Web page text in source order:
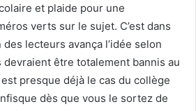
et plaide pour une
verts sur le sujet. C’est dans
lecteurs avança l’idée selon
être totalement bannis au
presque déjà le cas du collège
dès que vous le sortez de